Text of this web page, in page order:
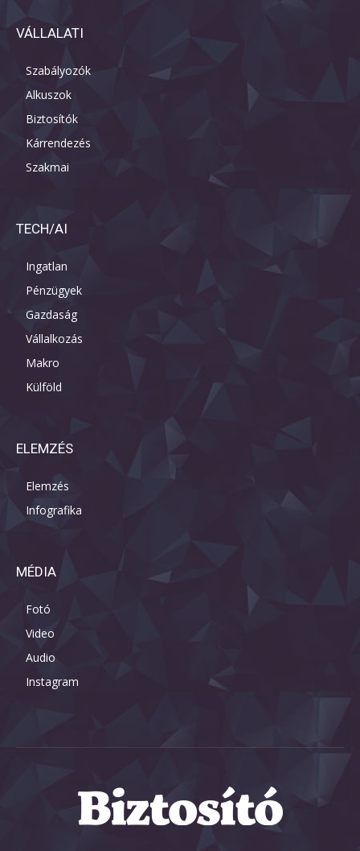
VÁLLALATI
Szabályozók
Alkuszok
Biztosítók
Kárrendezés
Szakmai
TECH/AI
Ingatlan
Pénzügyek
Gazdaság
Vállalkozás
Makro
Külföld
ELEMZÉS
Elemzés
Infografika
MÉDIA
Fotó
Video
Audio
Instagram